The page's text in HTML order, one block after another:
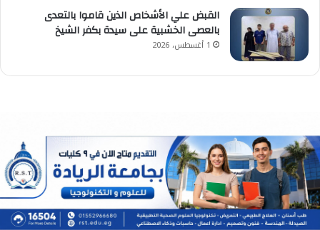
القبض علي الأشخاص الذين قاموا بالتعدى
بالعصى الخشبية على سيدة بكفر الشيخ
1 أغسطس، 2026